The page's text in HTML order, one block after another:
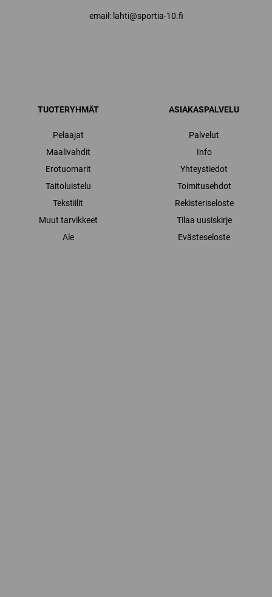
email: lahti@sportia-10.fi
TUOTERYHMÄT
Pelaajat
Maalivahdit
Erotuomarit
Taitoluistelu
Tekstiilit
Muut tarvikkeet
Ale
ASIAKASPALVELU
Palvelut
Info
Yhteystiedot
Toimitusehdot
Rekisteriseloste
Tilaa uusiskirje
Evästeseloste